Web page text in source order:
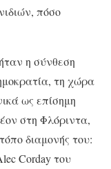
πόσο
η σύνθεση
τη χώρα
ως επίσημη
στη Φλόριντα,
διαμονής του:
Corday του